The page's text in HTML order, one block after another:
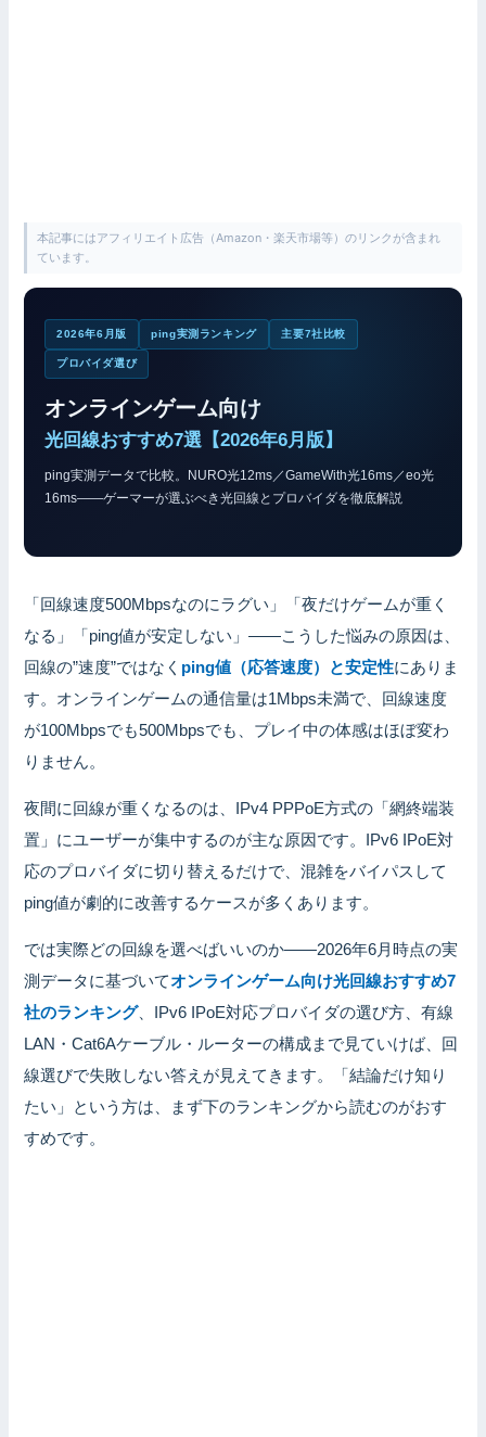
本記事にはアフィリエイト広告（Amazon・楽天市場等）のリンクが含まれ
ています。
2026年6月版 ping実測ランキング 主要7社比較
プロバイダ選び
オンラインゲーム向け
光回線おすすめ7選【2026年6月版】
ping実測データで比較。NURO光12ms／GameWith光16ms／eo光
16ms——ゲーマーが選ぶべき光回線とプロバイダを徹底解説
「回線速度500Mbpsなのにラグい」「夜だけゲームが重く
なる」「ping値が安定しない」——こうした悩みの原因は、
回線の”速度”ではなく ping値（応答速度）と安定性にありま
す。オンラインゲームの通信量は1Mbps未満で、回線速度
が100Mbpsでも500Mbpsでも、プレイ中の体感はほぼ変わ
りません。
夜間に回線が重くなるのは、IPv4 PPPoE方式の「網終端装
置」にユーザーが集中するのが主な原因です。IPv6 IPoE対
応のプロバイダに切り替えるだけで、混雑をバイパスして
ping値が劇的に改善するケースが多くあります。
では実際どの回線を選べばいいのか——2026年6月時点の実
測データに基づいてオンラインゲーム向け光回線おすすめ7
社のランキング、IPv6 IPoE対応プロバイダの選び方、有線
LAN・Cat6Aケーブル・ルーターの構成まで見ていけば、回
線選びで失敗しない答えが見えてきます。「結論だけ知り
たい」という方は、まず下のランキングから読むのがおす
すめです。